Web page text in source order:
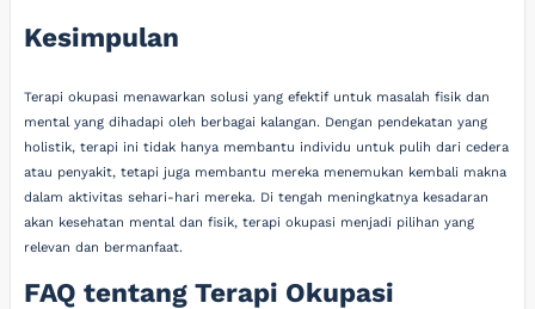
Kesimpulan
Terapi okupasi menawarkan solusi yang efektif untuk masalah fisik dan
mental yang dihadapi oleh berbagai kalangan. Dengan pendekatan yang
holistik, terapi ini tidak hanya membantu individu untuk pulih dari cedera
atau penyakit, tetapi juga membantu mereka menemukan kembali makna
dalam aktivitas sehari-hari mereka. Di tengah meningkatnya kesadaran
akan kesehatan mental dan fisik, terapi okupasi menjadi pilihan yang
relevan dan bermanfaat.
FAQ tentang Terapi Okupasi